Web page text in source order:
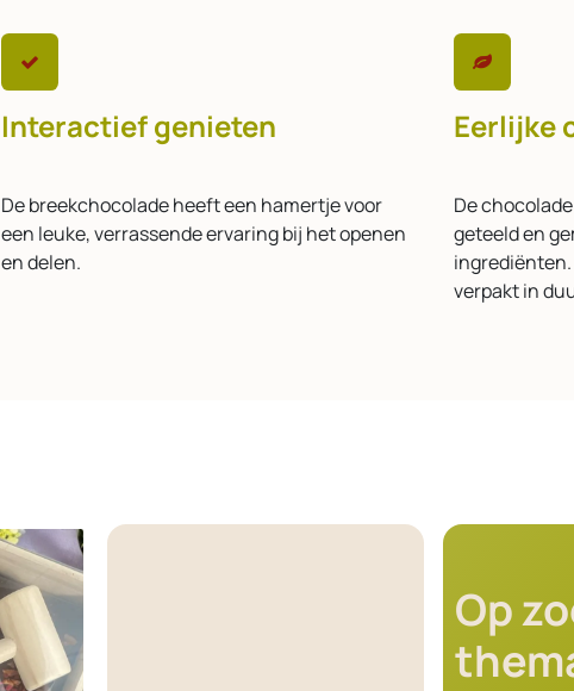
Interactief genieten
De breekchocolade heeft een hamertje voor
een leuke, verrassende ervaring bij het openen
en delen.
Eerlijke
De
geteeld en
verpakt in
Op